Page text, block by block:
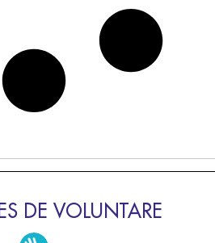
DE VOLUNTARE